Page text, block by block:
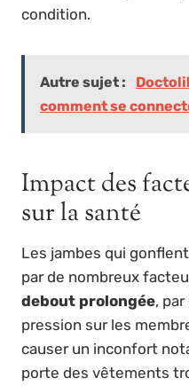
condition.
Autre sujet :
comment se
Impact des
sur la santé
Les jambes qui
par de nombreux
debout prolongée,
pression sur les
causer un inconfort
porte des vêtements